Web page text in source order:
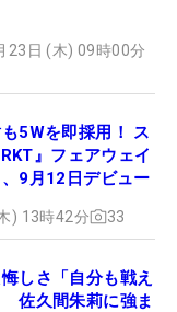
23日 (木) 09時00分
5Wを即採用！ ス
』フェアウェイ
9月12日デビュー
) 13時42分 33
しさ「自分も戦え
佐久間朱莉に強ま